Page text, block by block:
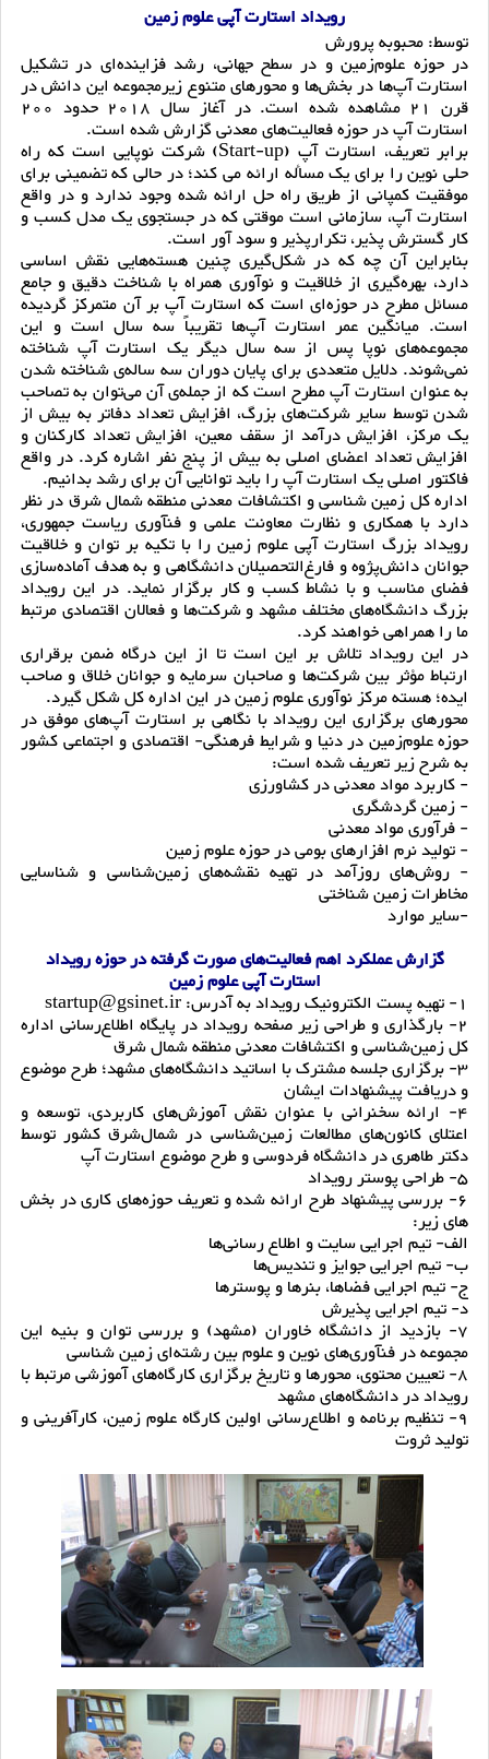
رویداد استارت آپی علوم زمین
توسط: محبوبه پرورش
در حوزه علوم‌زمین و در سطح جهانی، رشد فزاینده‌ای در تشکیل
استارت آپ‌ها در بخش‌ها و محورهای متنوع زیرمجموعه این دانش در
قرن 21 مشاهده شده است. در آغاز سال 2018 حدود 200
استارت آپ در حوزه فعالیت‌های معدنی گزارش شده است.
برابر تعریف، استارت آپ (Start-up) شرکت نوپایی است که راه
حلی نوین را برای یک مسأله ارائه می کند؛ در حالی که تضمینی برای
موفقیت کمپانی از طریق راه حل ارائه شده وجود ندارد و در واقع
استارت آپ، سازمانی است موقتی که در جستجوی یک مدل کسب و
کار گسترش پذیر، تکرارپذیر و سود آور است.
بنابراین آن چه که در شکل‌گیری چنین هسته‌هایی نقش اساسی
دارد، بهره‌گیری از خلاقیت و نوآوری همراه با شناخت دقیق و جامع
مسائل مطرح در حوزه‌ای است که استارت آپ بر آن متمرکز گردیده
است. میانگین عمر استارت ‌آپ‌ها تقریباً سه سال است و این
مجموعه‌های نوپا پس از سه سال دیگر یک استارت آپ شناخته
نمی‌شوند. دلایل متعددی برای پایان دوران سه ساله‌ی شناخته شدن
به عنوان استارت آپ مطرح است که از جمله‌ی آن می‌توان به تصاحب
شدن توسط سایر شرکت‌‌های بزرگ، افزایش تعداد دفاتر به بیش از
یک مرکز، افزایش درآمد از سقف معین، افزایش تعداد کارکنان و
افزایش تعداد اعضای اصلی به بیش از پنج نفر اشاره کرد. در واقع
فاکتور اصلی یک استارت آپ را باید توانایی آن برای رشد بدانیم.
اداره کل زمین شناسی و اکتشافات معدنی منطقه شمال شرق در نظر
دارد با همکاری و نظارت معاونت علمی و فنآوری ریاست جمهوری،
رویداد بزرگ استارت آپی علوم زمین را با تکیه بر توان و خلاقیت
جوانان دانش‌پژوه و فارغ‌التحصیلان دانشگاهی و به هدف آماده‌سازی
فضای مناسب و با نشاط کسب و کار برگزار نماید. در این رویداد
بزرگ دانشگاه‌های مختلف مشهد و شرکت‌ها و فعالان اقتصادی مرتبط
ما را همراهی خواهند کرد.
در این رویداد تلاش بر این است تا از این درگاه ضمن برقراری
ارتباط مؤثر بین شرکت‌ها و صاحبان سرمایه و جوانان خلاق و صاحب
ایده؛ هسته مرکز نوآوری علوم زمین در این اداره کل شکل گیرد.
محورهای برگزاری این رویداد با نگاهی بر استارت آپ‌های موفق در
حوزه علوم‌زمین در دنیا و شرایط فرهنگی- اقتصادی و اجتماعی کشور
به شرح زیر تعریف شده است:
- کاربرد مواد معدنی در کشاورزی
- زمین گردشگری
- فرآوری مواد معدنی
- تولید نرم افزارهای بومی در حوزه علوم زمین
- روش‌های روزآمد در تهیه نقشه‌های زمین‌شناسی و شناسایی
مخاطرات زمین شناختی
-سایر موارد
گزارش عملکرد اهم فعالیت‌های صورت گرفته در حوزه رویداد
استارت آپی علوم زمین
1- تهیه پست الکترونیک رویداد به آدرس: startup@gsinet.ir
2- بارگذاری و طراحی زیر صفحه رویداد در پایگاه اطلاع‌رسانی اداره
کل زمین‌شناسی و اکتشافات معدنی منطقه شمال شرق
3- برگزاری جلسه مشترک با اساتید دانشگاه‌های مشهد؛ طرح موضوع
و دریافت پیشنهادات ایشان
4- ارائه سخنرانی با عنوان نقش آموزش‌های کاربردی، توسعه و
اعتلای کانون‌های مطالعات زمین‌شناسی در شمال‌شرق کشور توسط
دکتر طاهری در دانشگاه فردوسی و طرح موضوع استارت آپ
5- طراحی پوستر رویداد
6- بررسی پیشنهاد طرح ارائه شده و تعریف حوزه‌های کاری در بخش
های زیر:
الف- تیم اجرایی سایت و اطلاع رسانی‌ها
ب- تیم اجرایی جوایز و تندیس‌ها
ج- تیم اجرایی فضاها، بنرها و پوسترها
د- تیم اجرایی پذیرش
7- بازدید از دانشگاه خاوران (مشهد) و بررسی توان و بنیه این
مجموعه در فنآوری‌های نوین و علوم بین رشته‌ای زمین شناسی
8- تعیین محتوی، محورها و تاریخ برگزاری کارگاه‌های آموزشی مرتبط با
رویداد در دانشگاه‌های مشهد
9- تنظیم برنامه و اطلاع‌رسانی اولین کارگاه علوم زمین، کارآفرینی و
تولید ثروت